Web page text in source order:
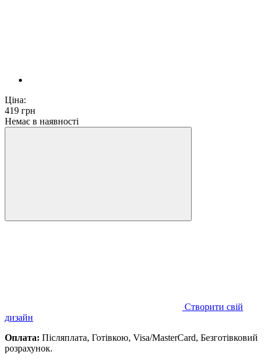
Ціна:
419 грн
Немає в наявності
Створити свій
дизайн
Оплата: Післяплата, Готівкою, Visa/MasterCard, Безготівковий
розрахунок.